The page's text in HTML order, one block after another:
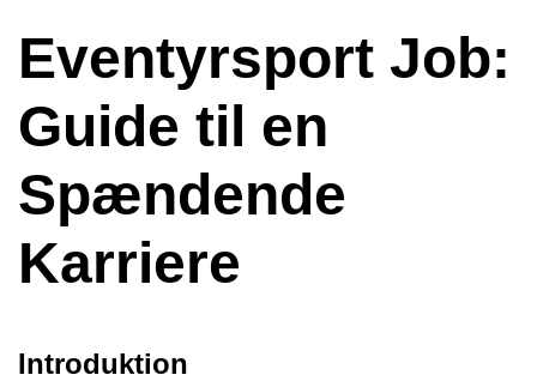
Eventyrsport Job:
Guide til en
Spændende
Karriere
Introduktion